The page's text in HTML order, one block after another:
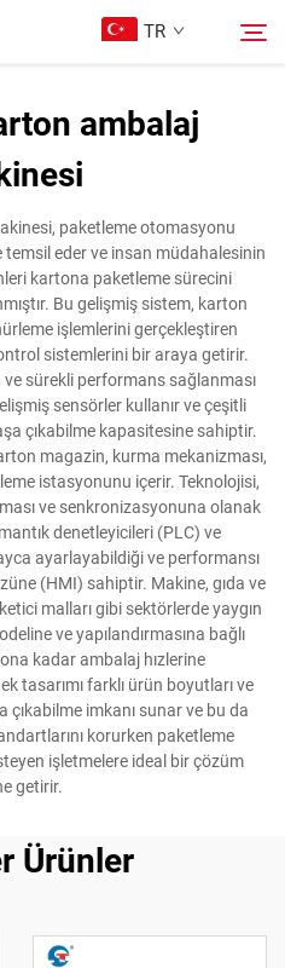
TR
ambalaj
paketleme otomasyonu
eder ve insan müdahalesinin
kartona paketleme sürecini
Bu gelişmiş sistem, karton
işlemlerini gerçekleştiren
sistemlerini bir araya getirir.
sürekli performans sağlanması
sensörler kullanır ve çeşitli
çıkabilme kapasitesine sahiptir.
magazin, kurma mekanizması,
istasyonunu içerir. Teknolojisi,
ve senkronizasyonuna olanak
denetleyicileri (PLC) ve
ayarlayabildiği ve performansı
(HMI) sahiptir. Makine, gıda ve
malları gibi sektörlerde yaygın
ve yapılandırmasına bağlı
kadar ambalaj hızlerine
tasarımı farklı ürün boyutları ve
imkanı sunar ve bu da
korurken paketleme
işletmelere ideal bir çözüm
getirir.
Ürünler